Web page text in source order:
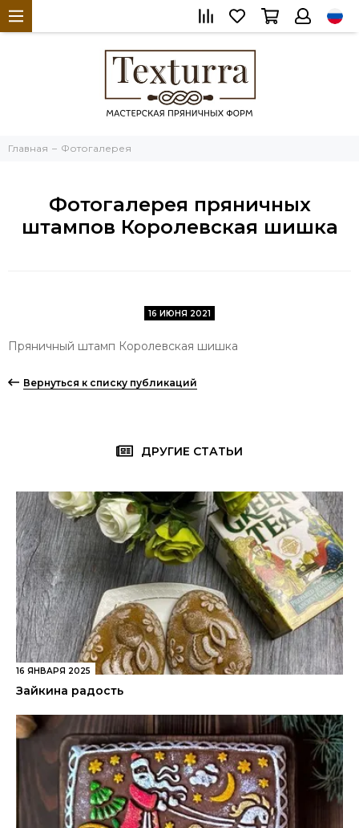
Главная Фотогалерея
Фотогалерея пряничных
штампов Королевская шишка
16 ИЮНЯ 2021
Пряничный штамп Королевская шишка
Вернуться к списку публикаций
ДРУГИЕ СТАТЬИ
16 ЯНВАРЯ 2025
Зайкина радость